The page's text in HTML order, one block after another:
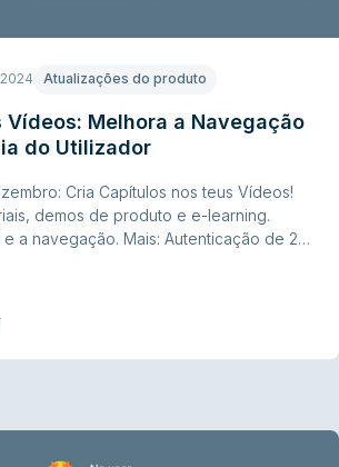
Atualizações do produto
Vídeos: Melhora a Navegação
do Utilizador
Cria Capítulos nos teus Vídeos!
demos de produto e e-learning.
a navegação. Mais: Autenticação de 2